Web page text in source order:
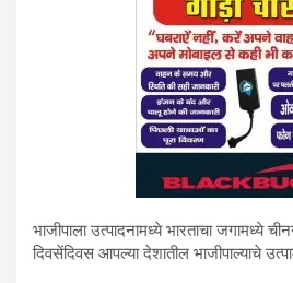
भाजीपाला उत्पादनामध्ये भारताचा जगामध्ये
दिवसेंदिवस आपल्या देशातील भाजीपाल्याचे